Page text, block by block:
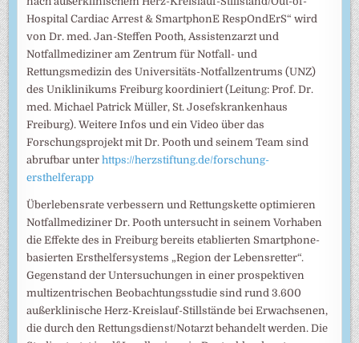
Hospital Cardiac Arrest & SmartphonE RespOndErS“ wird
von Dr. med. Jan-Steffen Pooth, Assistenzarzt und
Notfallmediziner am Zentrum für Notfall- und
Rettungsmedizin des Universitäts-Notfallzentrums (UNZ)
des Uniklinikums Freiburg koordiniert (Leitung: Prof. Dr.
med. Michael Patrick Müller, St. Josefskrankenhaus
Freiburg). Weitere Infos und ein Video über das
Forschungsprojekt mit Dr. Pooth und seinem Team sind
abrufbar unterhttps://herzstiftung.de/forschung-
ersthelferapp
Überlebensrate verbessern und Rettungskette optimieren
Notfallmediziner Dr. Pooth untersucht in seinem Vorhaben
die Effekte des in Freiburg bereits etablierten Smartphone-
basierten Ersthelfersystems „Region der Lebensretter“.
Gegenstand der Untersuchungen in einer prospektiven
multizentrischen Beobachtungsstudie sind rund 3.600
außerklinische Herz-Kreislauf-Stillstände bei Erwachsenen,
die durch den Rettungsdienst/Notarzt behandelt werden. Die